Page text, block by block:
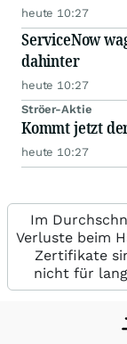
heute 10:27
ServiceNow
dahinter
heute 10:27
Ströer-Aktie
Kommt jetzt
heute 10:27
Im
Verluste beim
Zertifikate
nicht für